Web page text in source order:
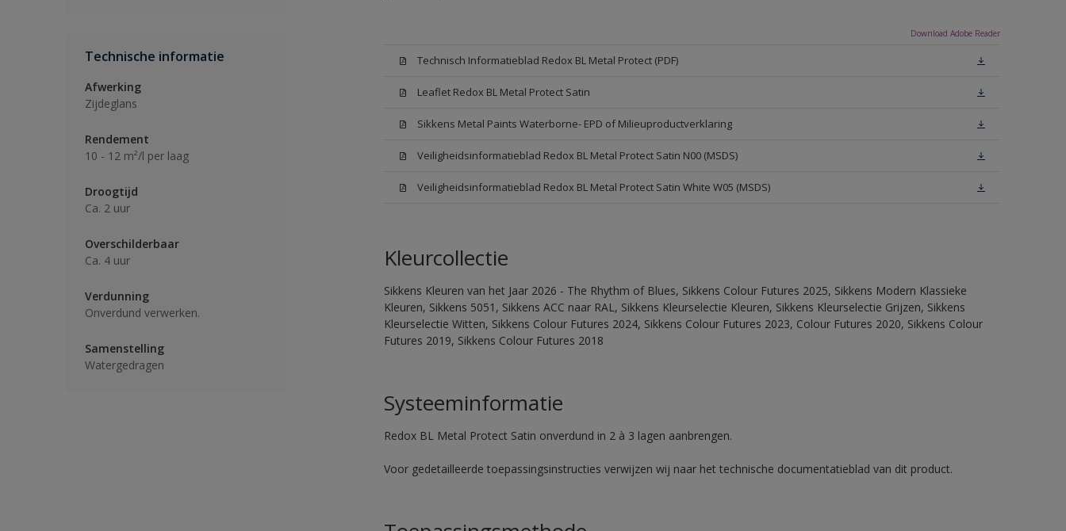
Technische informatie
Afwerking
Zijdeglans
Rendement
10 - 12 m²/l per laag
Droogtijd
Ca. 2 uur
Overschilderbaar
Ca. 4 uur
Verdunning
Onverdund verwerken.
Samenstelling
Watergedragen
Download Adobe Reader
Technisch Informatieblad Redox BL Metal Protect (PDF)
Leaflet Redox BL Metal Protect Satin
Sikkens Metal Paints Waterborne- EPD of Milieuproductverklaring
Veiligheidsinformatieblad Redox BL Metal Protect Satin N00 (MSDS)
Veiligheidsinformatieblad Redox BL Metal Protect Satin White W05 (MSDS)
Kleurcollectie
Sikkens Kleuren van het Jaar 2026 - The Rhythm of Blues, Sikkens Colour Futures 2025, Sikkens Modern Klassieke
Kleuren, Sikkens 5051, Sikkens ACC naar RAL, Sikkens Kleurselectie Kleuren, Sikkens Kleurselectie Grijzen, Sikkens
Kleurselectie Witten, Sikkens Colour Futures 2024, Sikkens Colour Futures 2023, Colour Futures 2020, Sikkens Colour
Futures 2019, Sikkens Colour Futures 2018
Systeeminformatie
Redox BL Metal Protect Satin onverdund in 2 à 3 lagen aanbrengen.
Voor gedetailleerde toepassingsinstructies verwijzen wij naar het technische documentatieblad van dit product.